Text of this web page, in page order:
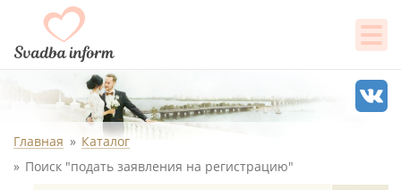
Главная
Каталог
Поиск "подать заявления на регистрацию"